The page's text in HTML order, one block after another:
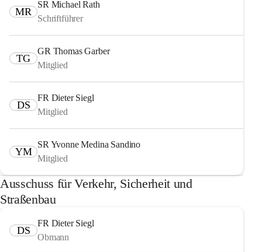
MR
SR Michael Rath
Schriftführer
TG
GR Thomas Garber
Mitglied
DS
FR Dieter Siegl
Mitglied
YM
SR Yvonne Medina Sandino
Mitglied
Ausschuss für Verkehr, Sicherheit und
Straßenbau
DS
FR Dieter Siegl
Obmann